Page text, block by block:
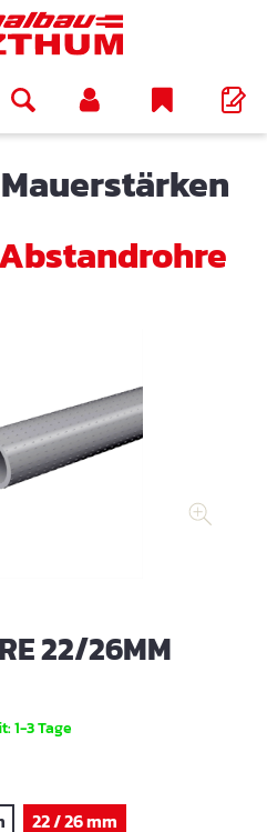
Mauerstärken
22/26MM
1-3 Tage
22 / 26 mm